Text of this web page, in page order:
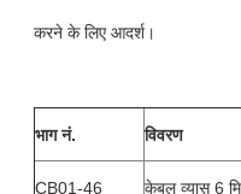
करने के लिए आदर्श।
भाग नं. विवरण
CB01-46 केबल व्यास 6